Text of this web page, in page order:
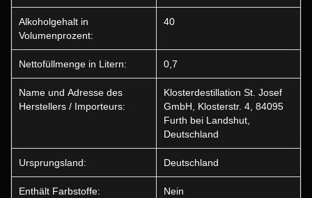
Alkoholgehalt in
Volumenprozent:
40
Nettofüllmenge in Litern: 0,7
Name und Adresse des
Herstellers / Importeurs:
Klosterdestillation St. Josef
GmbH, Klosterstr. 4, 84095
Furth bei Landshut,
Deutschland
Ursprungsland: Deutschland
Enthält Farbstoffe: Nein